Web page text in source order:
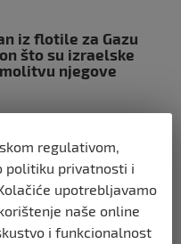
iz flotile za Gazu
što su izraelske
njegove
izraelsku blokadu
kapetan iz Sarajeva
regulativom,
politiku privatnosti i
upotrebljavamo
naše online
i funkcionalnost